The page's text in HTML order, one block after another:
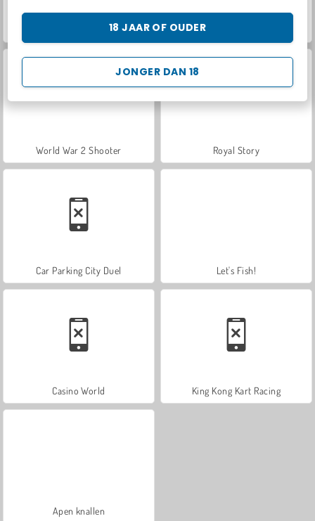
JONGER DAN 18
18 JAAR OF OUDER
Farm Merge Valley ASMR Makeover & Makeup Studio
World War 2 Shooter Royal Story
Car Parking City Duel Let's Fish!
Casino World King Kong Kart Racing
Apen knallen